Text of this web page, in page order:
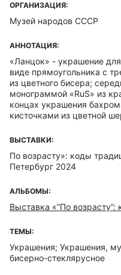
ОРГАНИЗАЦИЯ:
Музей народов СССР
АННОТАЦИЯ:
«Ланцок» - украшение
виде прямоугольника с
из цветного бисера;
монограммой «RuS» из
концах украшения
кисточками из цветной
ВЫСТАВКИ:
По возрасту»: коды
Петербург 2024
АЛЬБОМЫ:
Выставка «”По
ТЕМЫ:
Украшения; Украшения,
бисерно-стеклярусное